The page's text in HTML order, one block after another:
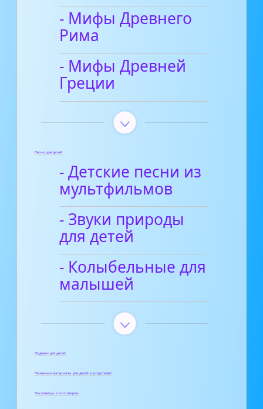
- Мифы Древнего
Рима
- Мифы Древней
Греции
Песни для детей
- Детские песни из
мультфильмов
- Звуки природы
для детей
- Колыбельные для
малышей
Поделки для детей
Полезные материалы для детей и родителей
Пословицы и поговорки